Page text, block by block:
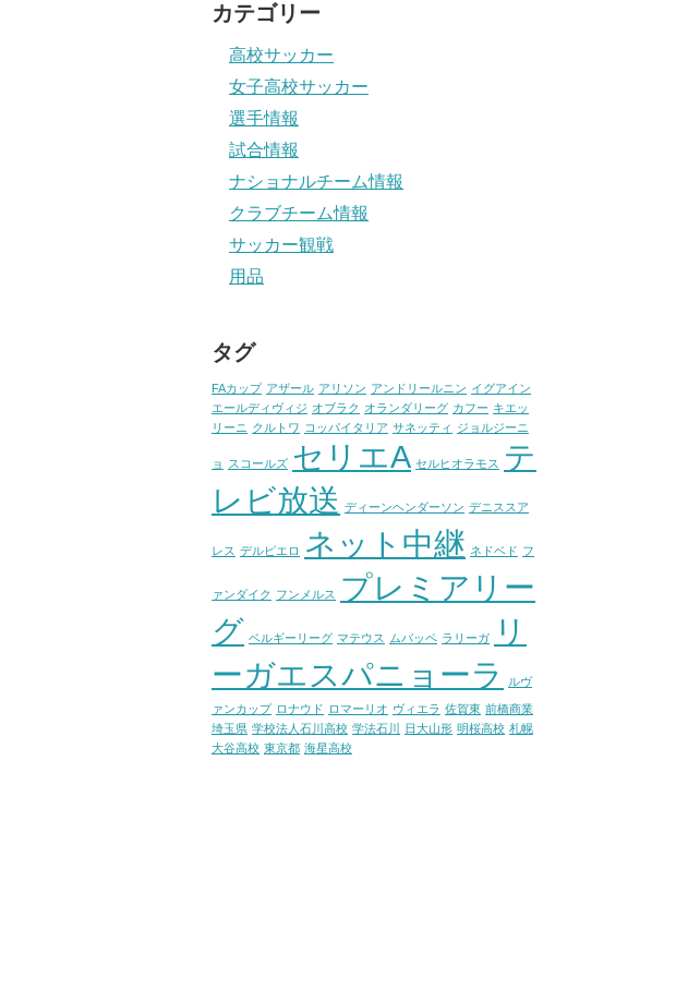
カテゴリー
高校サッカー
女子高校サッカー
選手情報
試合情報
ナショナルチーム情報
クラブチーム情報
サッカー観戦
用品
タグ
FAカップ アザール アリソン アンドリールニン イグアイン
エールディヴィジ オブラク オランダリーグ カフー キエッ
リーニ クルトワ コッパイタリア サネッティ ジョルジーニ
ョ スコールズ セリエA セルヒオラモス
テ
レビ放送 ディーンヘンダーソン デニススア
レス デルピエロ ネット中継 ネドベド フ
ァンダイク フンメルス
プレミアリー
グ ベルギーリーグ マテウス ムバッペ ラリーガ
リ
ーガエスパニョーラ
ルヴ
ァンカップ ロナウド ロマーリオ ヴィエラ 佐賀東 前橋商業
埼玉県 学校法人石川高校 学法石川 日大山形 明桜高校 札幌
大谷高校 東京都 海星高校